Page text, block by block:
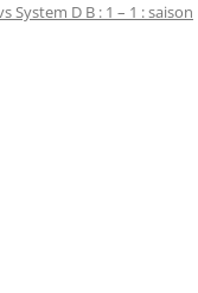
System D B : 1 – 1 : saison